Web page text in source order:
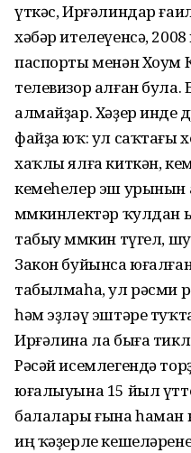
үткәс, Ирғәлиндар
хәбәр ителеүенсә,
паспорты менән Хоум
телевизор алған
алмайҙар. Хәҙер инде
файҙа юҡ: ул саҡтағы
хаҡлы ялға киткән,
кемеһелер эш
мөмкинлектәр
табыу мөмкин түгел,
Закон буйынса
табылмаһа, ул рәсми
һәм эҙләү эштәре
Ирғәлина ла быға
Рәсәй исемлегендә
юға­лыуына 15 йыл
балалары ғына һаман
иң ҡәҙерле